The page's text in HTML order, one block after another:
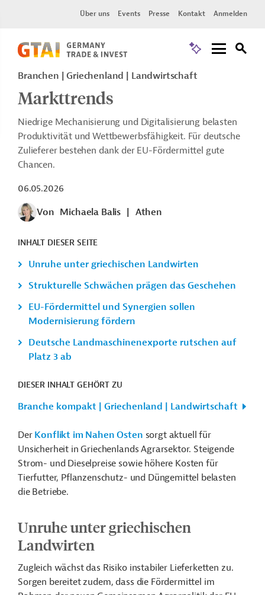
Über uns Events Presse Kontakt Anmelden
Branchen | Griechenland | Landwirtschaft
Markttrends
Niedrige Mechanisierung und Digitalisierung belasten
Produktivität und Wettbewerbsfähigkeit. Für deutsche
Zulieferer bestehen dank der EU-Fördermittel gute
Chancen.
06.05.2026
Von Michaela Balis Athen
INHALT DIESER SEITE
Unruhe unter griechischen Landwirten
Strukturelle Schwächen prägen das Geschehen
EU-Fördermittel und Synergien sollen
Modernisierung fördern
Deutsche Landmaschinenexporte rutschen auf
Platz 3 ab
DIESER INHALT GEHÖRT ZU
Branche kompakt | Griechenland | Landwirtschaft
Der Konflikt im Nahen Osten sorgt aktuell für
Unsicherheit in Griechenlands Agrarsektor. Steigende
Strom- und Dieselpreise sowie höhere Kosten für
Tierfutter, Pflanzenschutz- und Düngemittel belasten
die Betriebe.
Unruhe unter griechischen
Landwirten
Zugleich wächst das Risiko instabiler Lieferketten zu.
Sorgen bereitet zudem, dass die Fördermittel im